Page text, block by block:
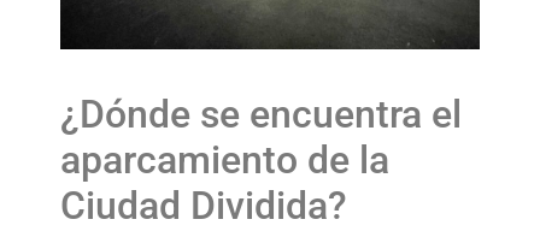
¿Dónde se encuentra el
aparcamiento de la
Ciudad Dividida?